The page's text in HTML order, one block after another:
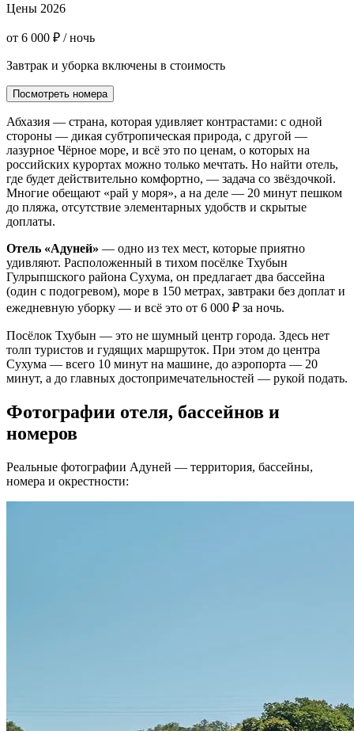
Цены 2026
от 6 000 ₽ / ночь
Завтрак и уборка включены в стоимость
Посмотреть номера
Абхазия — страна, которая удивляет контрастами: с одной
стороны — дикая субтропическая природа, с другой —
лазурное Чёрное море, и всё это по ценам, о которых на
российских курортах можно только мечтать. Но найти отель,
где будет действительно комфортно, — задача со звёздочкой.
Многие обещают «рай у моря», а на деле — 20 минут пешком
до пляжа, отсутствие элементарных удобств и скрытые
доплаты.
Отель «Адуней» — одно из тех мест, которые приятно
удивляют. Расположенный в тихом посёлке Тхубын
Гулрыпшского района Сухума, он предлагает два бассейна
(один с подогревом), море в 150 метрах, завтраки без доплат и
ежедневную уборку — и всё это от 6 000 ₽ за ночь.
Посёлок Тхубын — это не шумный центр города. Здесь нет
толп туристов и гудящих маршруток. При этом до центра
Сухума — всего 10 минут на машине, до аэропорта — 20
минут, а до главных достопримечательностей — рукой подать.
Фотографии отеля, бассейнов и
номеров
Реальные фотографии Адуней — территория, бассейны,
номера и окрестности: